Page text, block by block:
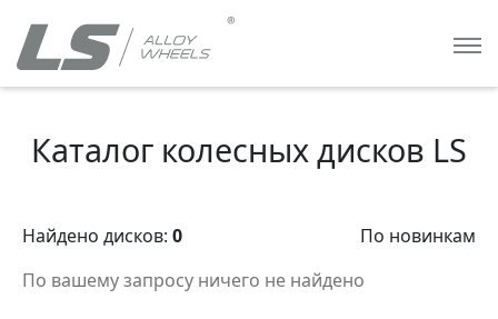
Каталог колесных дисков LS
Найдено дисков: 0
По новинкам
По вашему запросу ничего не найдено